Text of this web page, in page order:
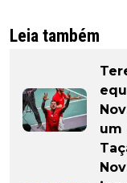
Leia também
um